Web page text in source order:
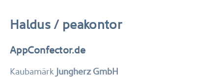
Haldus / peakontor
AppConfector.de
Kaubamärk Jungherz GmbH